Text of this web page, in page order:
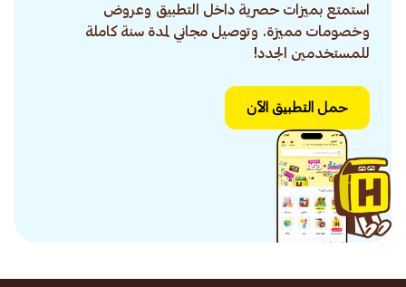
استمتع بميزات حصرية داخل التطبيق وعروض
وخصومات مميزة. وتوصيل مجاني لمدة سنة كاملة
للمستخدمين الجدد!
حمل التطبيق الآن